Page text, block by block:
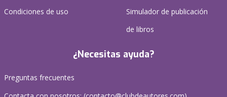
Condiciones de uso
Simulador de publicación
de libros
¿Necesitas ayuda?
Preguntas frecuentes